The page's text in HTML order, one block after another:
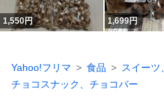
1,550円 1,699円
Yahoo!フリマ 食品 スイーツ
チョコスナック、チョコバー